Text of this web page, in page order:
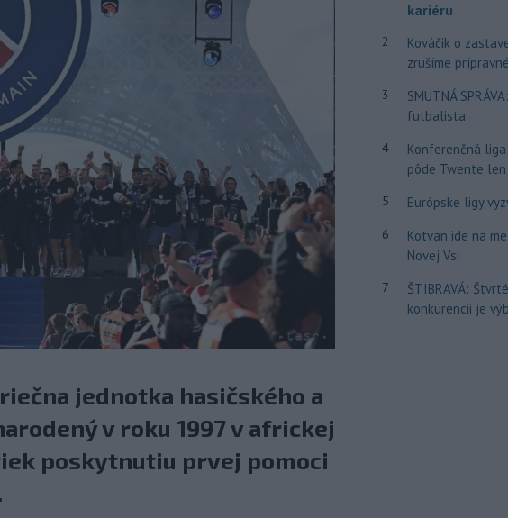
jednotka hasičského a
v roku 1997 v africkej
poskytnutiu prvej pomoci
kariéru
2
Kováčik o
zrušíme
3
SMUTNÁ
futbalista
4
Konferenčná
pôde Twente
5 Európske ligy
6
Kotvan ide na
Novej Vsi
7
ŠTIBRAVÁ:
konkurencii je